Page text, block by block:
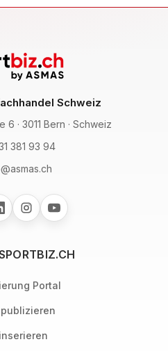
Schweiz
· 3011 Bern · Schweiz
381 93 94
Portal